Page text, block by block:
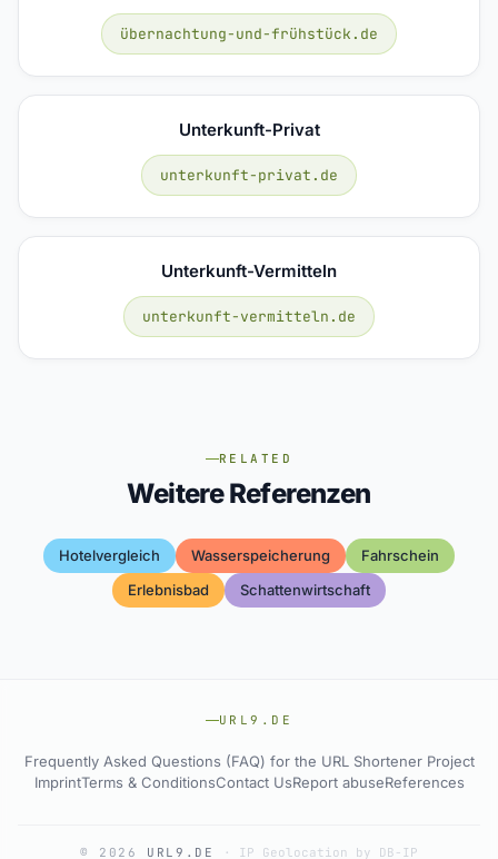
übernachtung-und-frühstück.de
Unterkunft-Privat
unterkunft-privat.de
Unterkunft-Vermitteln
unterkunft-vermitteln.de
RELATED
Weitere Referenzen
Hotelvergleich Wasserspeicherung
Fahrschein
Erlebnisbad
Schattenwirtschaft
URL9.DE
Frequently Asked Questions (FAQ) for the URL Shortener Project
ImprintTerms & ConditionsContact UsReport abuseReferences
© 2026 URL9.DE · IP Geolocation by DB-IP